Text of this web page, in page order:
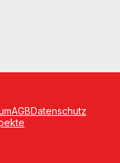
AGBDatenschutz